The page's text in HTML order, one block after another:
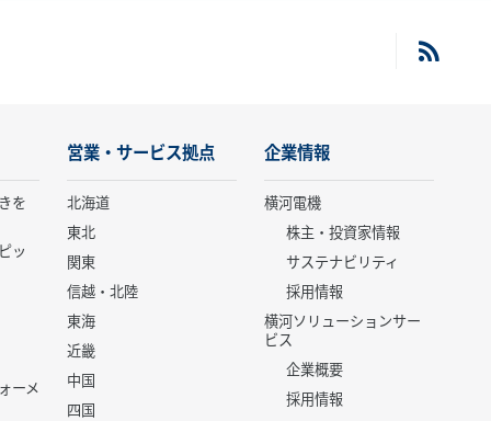
を
ッ
ーメ
営業・サービス拠点
北海道
東北
関東
信越・北陸
東海
近畿
中国
四国
企業情報
横河電機
株主・投資家情報
サステナビリティ
採用情報
横河ソリューションサー
ビス
企業概要
採用情報